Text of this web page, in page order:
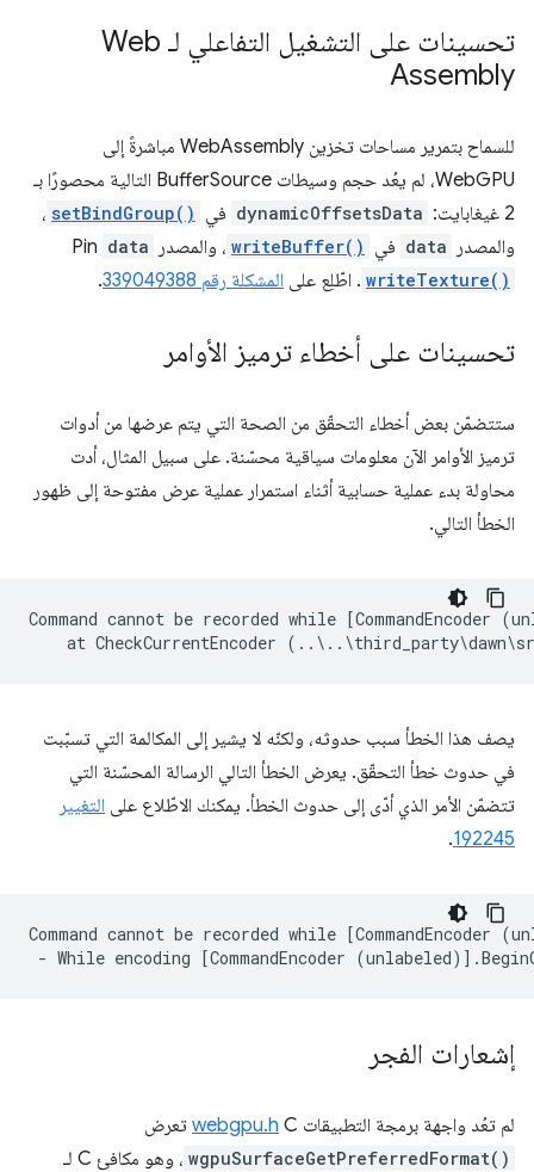
تحسينات على التشغيل التفاعلي لـ Web
Assembly
للسماح بتمرير مساحات تخزين WebAssembly مباشرةً إلى
WebGPU، لم يعُد حجم وسيطات BufferSource التالية محصورًا بـ
2 غيغابايت:
dynamicOffsetsData في setBindGroup() ،
والمصدر
data في writeBuffer() ، والمصدر data
writeTexture() . اطّلِع على المشكلة رقم 339049388 .
تحسينات على أخطاء ترميز الأوامر
ستتضمّن بعض أخطاء التحقّق من الصحة التي يتم عرضها من أدوات
ترميز الأوامر الآن معلومات سياقية محسّنة. على سبيل المثال، أدت
محاولة بدء عملية حسابية أثناء استمرار عملية عرض مفتوحة إلى ظهور
الخطأ التالي.
Command cannot be recorded while
يصف هذا الخطأ سبب حدوثه، ولكنّه لا يشير إلى المكالمة التي تسبّبت
في حدوث خطأ التحقّق. يعرض الخطأ التالي الرسالة المحسّنة التي
تتضمّن الأمر الذي أدّى إلى حدوث الخطأ. يمكنك الاطّلاع على التغيير
192245
.
Command cannot be recorded while
إشعارات الفجر
لم تعُد واجهة برمجة التطبيقات webgpu.h C تعرض
wgpuSurfaceGetPreferredFormat() ، وهو مكافئ C لـ